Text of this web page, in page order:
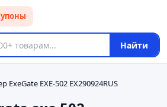
Найти
ExeGate EXE-502 EX290924RUS